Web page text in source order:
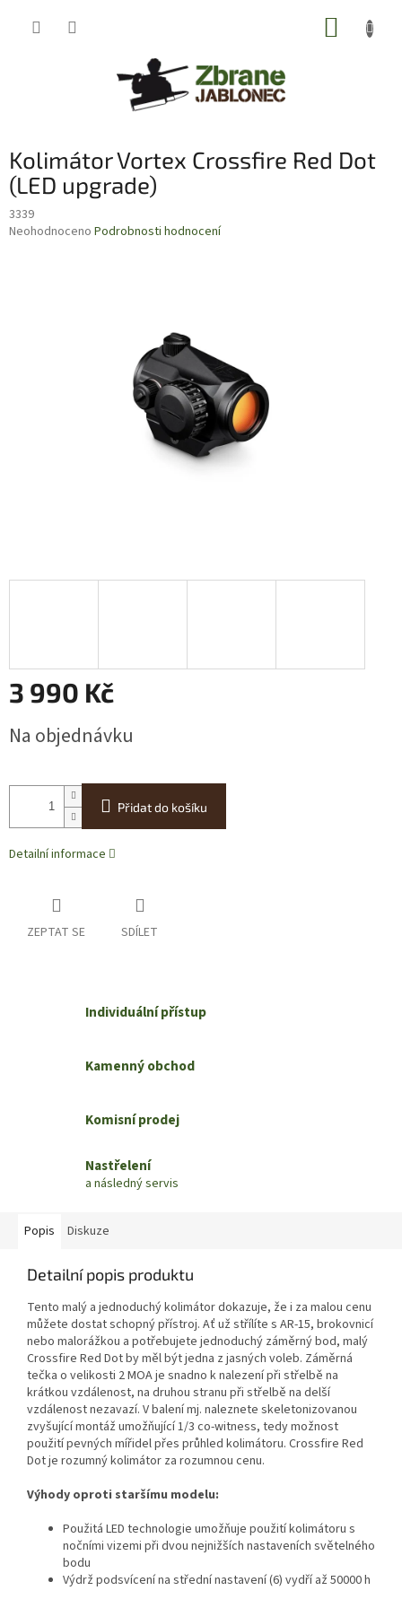
Kolimátor Vortex Crossfire Red Dot
(LED upgrade)
3339
Průměrné
Neohodnoceno Podrobnosti hodnocení
3 990 Kč
cena:
Na objednávku
Přidat do košíku
Detailní informace
ZEPTAT SE SDÍLET
Individuální přístup
Kamenný obchod
Komisní prodej
Nastřelení
a následný servis
Popis Diskuze
Detailní popis produktu
Tento malý a jednoduchý kolimátor dokazuje, že i za malou cenu
můžete dostat schopný přístroj. Ať už střílíte s AR-15, brokovnicí
nebo malorážkou a potřebujete jednoduchý záměrný bod, malý
Crossfire Red Dot by měl být jedna z jasných voleb. Záměrná
tečka o velikosti 2 MOA je snadno k nalezení při střelbě na
krátkou vzdálenost, na druhou stranu při střelbě na delší
vzdálenost nezavazí. V balení mj. naleznete skeletonizovanou
zvyšující montáž umožňující 1/3 co-witness, tedy možnost
použití pevných mířidel přes průhled kolimátoru. Crossfire Red
Dot je rozumný kolimátor za rozumnou cenu.
Výhody oproti staršímu modelu:
Použitá LED technologie umožňuje použití kolimátoru s
nočními vizemi při dvou nejnižších nastaveních světelného
bodu
Výdrž podsvícení na střední nastavení (6) vydří až 50000 h